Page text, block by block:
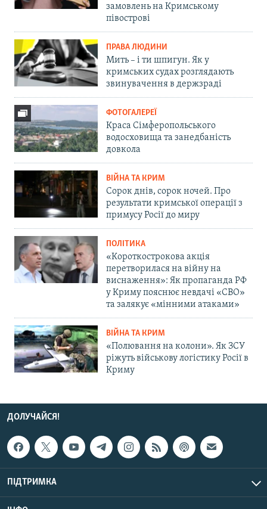
замовлень на Кримському
півострові
ПРАВА ЛЮДИНИ
Мить – і ти шпигун. Як у
кримських судах розглядають
звинувачення в держзраді
ФОТОГАЛЕРЕЇ
Краса Сімферопольського
водосховища та занедбаність
довкола
ВІЙНА ТА КРИМ
Сорок днів, сорок ночей. Про
результати кримської операції з
примусу Росії до миру
ПОЛІТИКА
«Короткострокова акція
перетворилася на війну на
виснаження»: Як пропаганда РФ
у Криму пояснює невдачі «СВО»
та залякує «мінними атаками»
ВІЙНА ТА КРИМ
«Полювання на колони». Як ЗСУ
ріжуть військову логістику Росії в
Криму
ДОЛУЧАЙСЯ!
ПІДТРИМКА